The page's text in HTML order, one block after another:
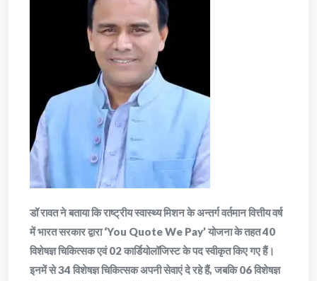
डॉ रावत ने बताया कि राष्ट्रीय स्वास्थ्य मिशन के अन्तर्ग वर्तमान वित्तीय वर्ष
में भारत सरकार द्वारा ‘You Quote We Pay’ योजना के तहत 40
विशेषज्ञ चिकित्सक एवं 02 कार्डियोलॉजिस्ट के पद स्वीकृत किए गए हैं।
इनमें से 34 विशेषज्ञ चिकित्सक अपनी सेवाएं दे रहे हैं, जबकि 06 विशेषज्ञ